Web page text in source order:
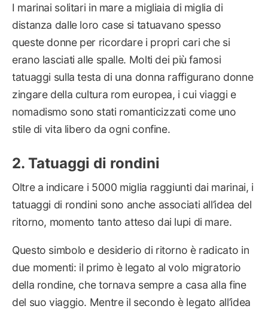
I marinai solitari in mare a migliaia di miglia di
distanza dalle loro case si tatuavano spesso
queste donne per ricordare i propri cari che si
erano lasciati alle spalle. Molti dei più famosi
tatuaggi sulla testa di una donna raffigurano donne
zingare della cultura rom europea, i cui viaggi e
nomadismo sono stati romanticizzati come uno
stile di vita libero da ogni confine.
Tatuaggi di rondini
Oltre a indicare i 5000 miglia raggiunti dai marinai, i
tatuaggi di rondini sono anche associati all’idea del
ritorno, momento tanto atteso dai lupi di mare.
Questo simbolo e desiderio di ritorno è radicato in
due momenti: il primo è legato al volo migratorio
della rondine, che tornava sempre a casa alla fine
del suo viaggio. Mentre il secondo è legato all’idea